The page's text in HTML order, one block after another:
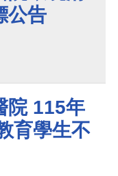
公告
院 115年
育學生不